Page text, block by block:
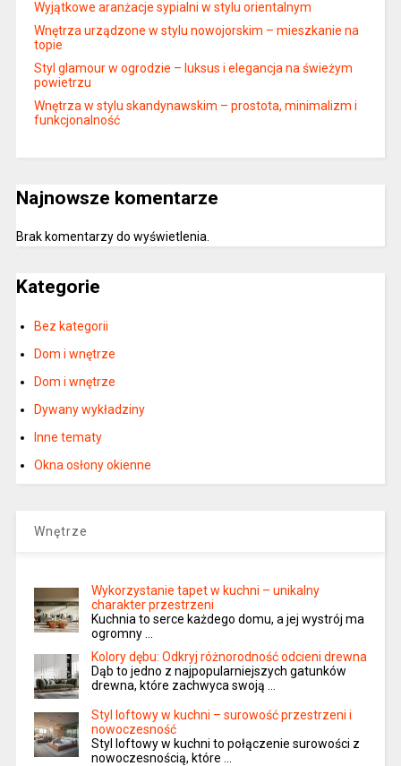
Wyjątkowe aranżacje sypialni w stylu orientalnym
Wnętrza urządzone w stylu nowojorskim – mieszkanie na
topie
Styl glamour w ogrodzie – luksus i elegancja na świeżym
powietrzu
Wnętrza w stylu skandynawskim – prostota, minimalizm i
funkcjonalność
Najnowsze komentarze
Brak komentarzy do wyświetlenia.
Kategorie
Bez kategorii
Dom i wnętrze
Dom i wnętrze
Dywany wykładziny
Inne tematy
Okna osłony okienne
Wnętrze
Wykorzystanie tapet w kuchni – unikalny
charakter przestrzeni
Kuchnia to serce każdego domu, a jej wystrój ma
ogromny …
Kolory dębu: Odkryj różnorodność odcieni drewna
Dąb to jedno z najpopularniejszych gatunków
drewna, które zachwyca swoją …
Styl loftowy w kuchni – surowość przestrzeni i
nowoczesność
Styl loftowy w kuchni to połączenie surowości z
nowoczesnością, które …